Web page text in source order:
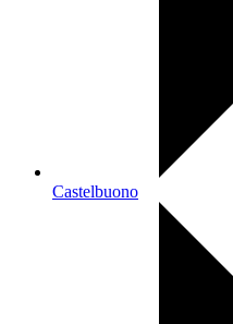
Castelbuono